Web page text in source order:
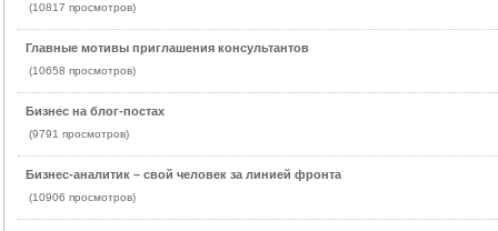
(10817 просмотров)
Главные мотивы приглашения консультантов
(10658 просмотров)
Бизнес на блог-постах
(9791 просмотров)
Бизнес-аналитик – свой человек за линией фронта
(10906 просмотров)